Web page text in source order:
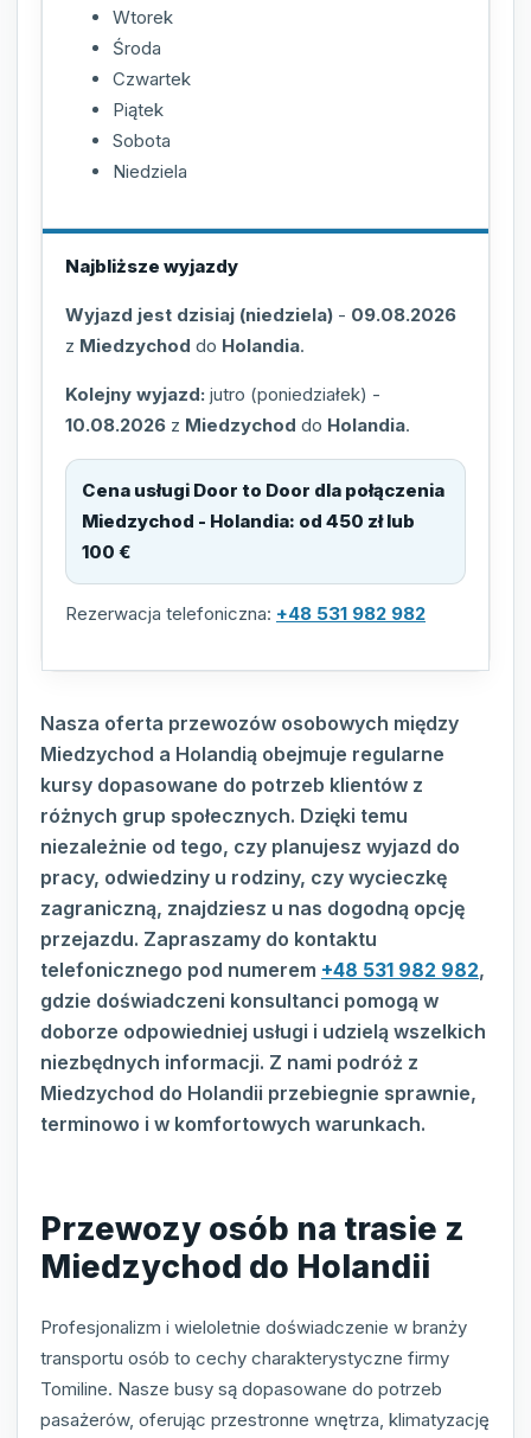
Wtorek
Środa
Czwartek
Piątek
Sobota
Niedziela
Najbliższe wyjazdy
Wyjazd jest dzisiaj (niedziela) - 09.08.2026
z Miedzychod do Holandia.
Kolejny wyjazd: jutro (poniedziałek) -
10.08.2026 z Miedzychod do Holandia.
Cena usługi Door to Door dla połączenia
Miedzychod - Holandia: od 450 zł lub
100 €
Rezerwacja telefoniczna: +48 531 982 982
Nasza oferta przewozów osobowych między
Miedzychod a Holandią obejmuje regularne
kursy dopasowane do potrzeb klientów z
różnych grup społecznych. Dzięki temu
niezależnie od tego, czy planujesz wyjazd do
pracy, odwiedziny u rodziny, czy wycieczkę
zagraniczną, znajdziesz u nas dogodną opcję
przejazdu. Zapraszamy do kontaktu
telefonicznego pod numerem +48 531 982 982,
gdzie doświadczeni konsultanci pomogą w
doborze odpowiedniej usługi i udzielą wszelkich
niezbędnych informacji. Z nami podróż z
Miedzychod do Holandii przebiegnie sprawnie,
terminowo i w komfortowych warunkach.
Przewozy osób na trasie z
Miedzychod do Holandii
Profesjonalizm i wieloletnie doświadczenie w branży
transportu osób to cechy charakterystyczne firmy
Tomiline. Nasze busy są dopasowane do potrzeb
pasażerów, oferując przestronne wnętrza, klimatyzację